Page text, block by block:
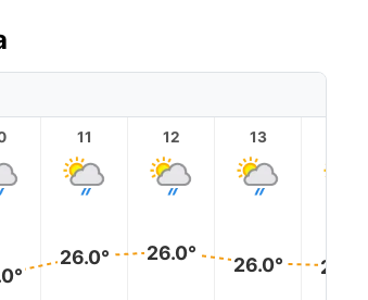
11
26.0°
12
26.0°
13
26.0° 26.0°